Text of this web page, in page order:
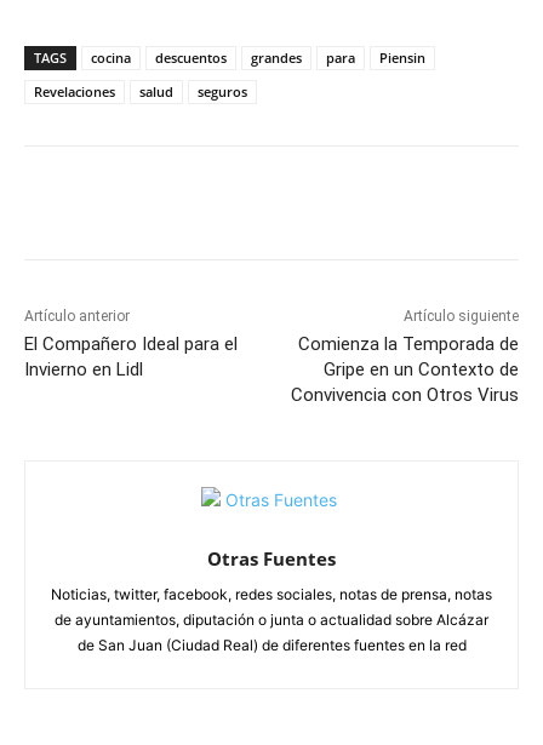
TAGS cocina descuentos grandes para
Piensin
Revelaciones
salud seguros
Artículo anterior
El Compañero Ideal para el
Invierno en Lidl
Artículo siguiente
Comienza la Temporada de
Gripe en un Contexto de
Convivencia con Otros Virus
Otras Fuentes
Noticias, twitter, facebook, redes sociales, notas de prensa, notas
de ayuntamientos, diputación o junta o actualidad sobre Alcázar
de San Juan (Ciudad Real) de diferentes fuentes en la red